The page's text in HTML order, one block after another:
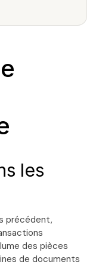
les
précédent,
des pièces
de documents